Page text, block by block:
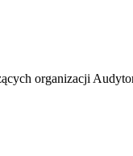
organizacji